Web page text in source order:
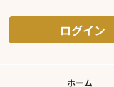
ログイン
ホーム